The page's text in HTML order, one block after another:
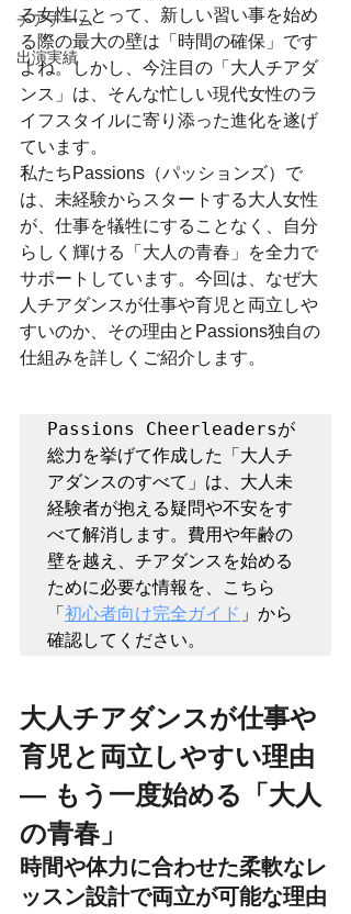
チアチーム
出演実績
る女性にとって、新しい習い事を始め
る際の最大の壁は「時間の確保」です
よね。しかし、今注目の「大人チアダ
ンス」は、そんな忙しい現代女性のラ
イフスタイルに寄り添った進化を遂げ
ています。
私たちPassions（パッションズ）で
は、未経験からスタートする大人女性
が、仕事を犠牲にすることなく、自分
らしく輝ける「大人の青春」を全力で
サポートしています。今回は、なぜ大
人チアダンスが仕事や育児と両立しや
すいのか、その理由とPassions独自の
仕組みを詳しくご紹介します。
Passions Cheerleadersが
総力を挙げて作成した「大人チ
アダンスのすべて」は、大人未
経験者が抱える疑問や不安をす
べて解消します。費用や年齢の
壁を越え、チアダンスを始める
ために必要な情報を、こちら
「初心者向け完全ガイド 」から
確認してください。
大人チアダンスが仕事や
育児と両立しやすい理由
— もう一度始める「大人
の青春」
時間や体力に合わせた柔軟なレ
ッスン設計で両立が可能な理由